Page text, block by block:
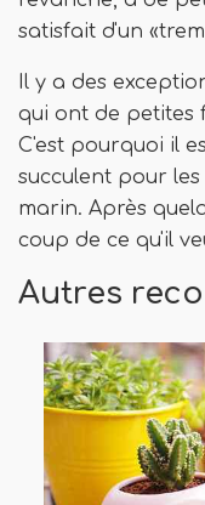
satisfait d'un
Il y a des
qui ont de petites
C'est pourquoi il
succulent pour
marin. Après
coup de ce qu'il
Autres